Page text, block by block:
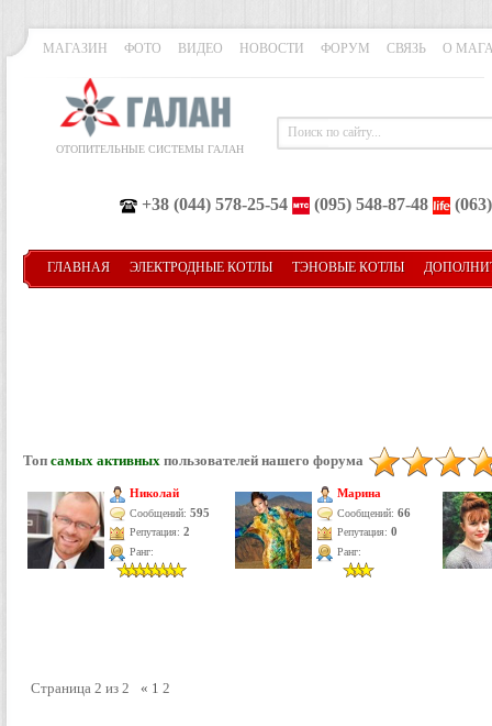
МАГАЗИН ФОТО ВИДЕО НОВОСТИ ФОРУМ СВЯЗЬ О
ОТОПИТЕЛЬНЫЕ СИСТЕМЫ ГАЛАН
+38 (044) 578-25-54 (095) 548-87-48
ГЛАВНАЯ ЭЛЕКТРОДНЫЕ КОТЛЫ ТЭНОВЫЕ КОТЛЫ
Топ самых активных пользователей нашего форума
Николай
Сообщений: 595
Репутация: 2
Ранг:
Марина
Сообщений: 66
Репутация: 0
Ранг:
Страница 2 из 2 « 1 2